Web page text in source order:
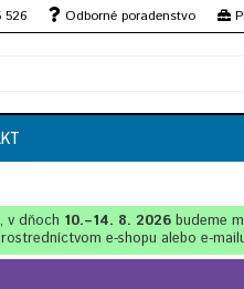
526 Odborné poradenstvo
v dňoch 10.–14. 8. 2026 budeme
e-shopu alebo e-